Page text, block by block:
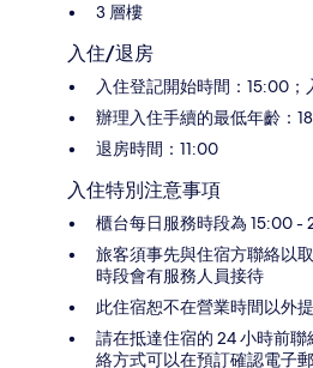
3 層樓
入住/退房
入住登記開始時間：15:00
辦理入住手續的最低年齡：
退房時間：11:00
入住特別注意事項
櫃台每日服務時段為 15:00 -
旅客須事先與住宿方聯絡以
時段會有服務人員接待
此住宿恕不在營業時間以外
請在抵達住宿的 24 小時前
絡方式可以在預訂確認電子